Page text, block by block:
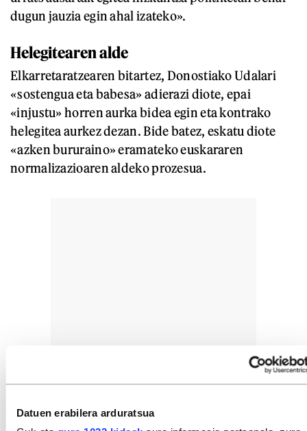
Datuen erabilera arduratsua
dugun jauzia egin ahal izateko».
Helegitearen alde
Elkarretaratzearen bitartez, Donostiako Udalari
«sostengua eta babesa» adierazi diote, epai
«injustu» horren aurka bidea egin eta kontrako
helegitea aurkez dezan. Bide batez, eskatu diote
«azken bururaino» eramateko euskararen
normalizazioaren aldeko prozesua.